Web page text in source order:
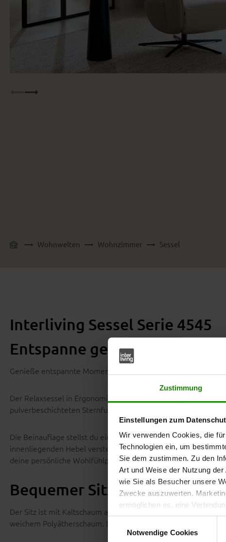
Zustimmung
Einstellungen zum
Wir verwenden Cookies, die
Technologien ein, um
Sie dem zustimmen. Zu den
Art und Weise der Nutzung
wie Sie als Besucher unsere
Zwecke auszuwerten.
ermöglichen es, eine
anzuzeigen. Sie können frei
Klicken Sie auf „ Ablehnen “,
Einwilligungsauswahl
Notwendige Cookies
Wohnwelten Wohnzimmer Sessel
Interliving Sessel Serie 4545
Entspanne genau so, wie es
Genieße entspannte Momente mit dem Relaxsessel aus der
Der Relaxsessel in Ergonomiegröße M hat einen LongLife-
pulverbeschichteten Sternfuß.
Die Beinauflage stellst du einfach mit deinem Körpergewicht
innenliegenden Hebel verstellen. Das Kopfpolster kannst du
deine persönliche Wohlfühlposition.
Bequemer Sitzkomfort für
Der Sitz ist mit Kaltschaum auf einer Wellenunterfederung
weichem Polyätherschaum. Die legere Polsterung sorgt für ein